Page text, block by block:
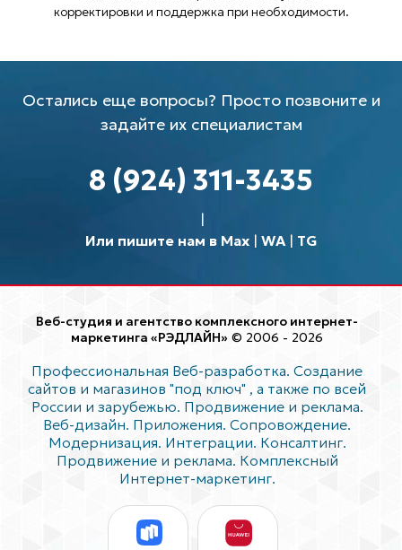
корректировки и поддержка при необходимости.
Остались еще вопросы? Просто позвоните и
задайте их специалистам
8 (924) 311-3435
Или пишите нам в Max| WA| TG
Веб-студия и агентство комплексного интернет-
маркетинга «РЭДЛАЙН» © 2006 - 2026
Профессиональная Веб-разработка. Создание
сайтов и магазинов "под ключ" , а также по всей
России и зарубежью. Продвижение и реклама.
Веб-дизайн. Приложения. Сопровождение.
Модернизация. Интеграции. Консалтинг.
Продвижение и реклама. Комплексный
Интернет-маркетинг.